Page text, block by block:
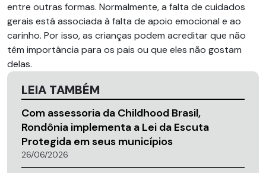
entre outras formas. Normalmente, a falta de cuidados
gerais está associada à falta de apoio emocional e ao
carinho. Por isso, as crianças podem acreditar que não
têm importância para os pais ou que eles não gostam
delas.
LEIA TAMBÉM
Com assessoria da Childhood Brasil,
Rondônia implementa a Lei da Escuta
Protegida em seus municípios
26/06/2026